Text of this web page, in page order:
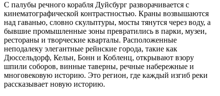
С палубы речного корабля Дуйсбург разворачивается с
кинематографической контрастностью. Краны возвышаются
над гаванью, словно скульптуры, мосты тянутся через воду, а
бывшие промышленные зоны превратились в парки, музеи,
рестораны и творческие кварталы. Расположенные
неподалеку элегантные рейнские города, такие как
Дюссельдорф, Кельн, Бонн и Кобленц, открывают взору
шпили соборов, винные таверны, речные набережные и
многовековую историю. Это регион, где каждый изгиб реки
рассказывает новую историю.